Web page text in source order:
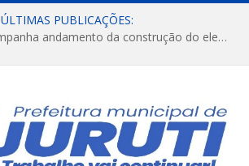
ÚLTIMAS PUBLICAÇÕES:
Visita técnica acompanha andamento da construção do elevado na comunidade Diamantino, região do Miri.